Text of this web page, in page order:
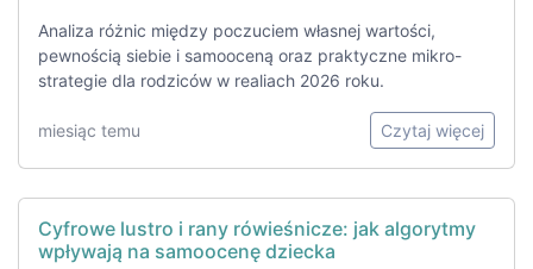
Analiza różnic między poczuciem własnej wartości,
pewnością siebie i samooceną oraz praktyczne mikro-
strategie dla rodziców w realiach 2026 roku.
miesiąc temu Czytaj więcej
Cyfrowe lustro i rany rówieśnicze: jak algorytmy
wpływają na samoocenę dziecka